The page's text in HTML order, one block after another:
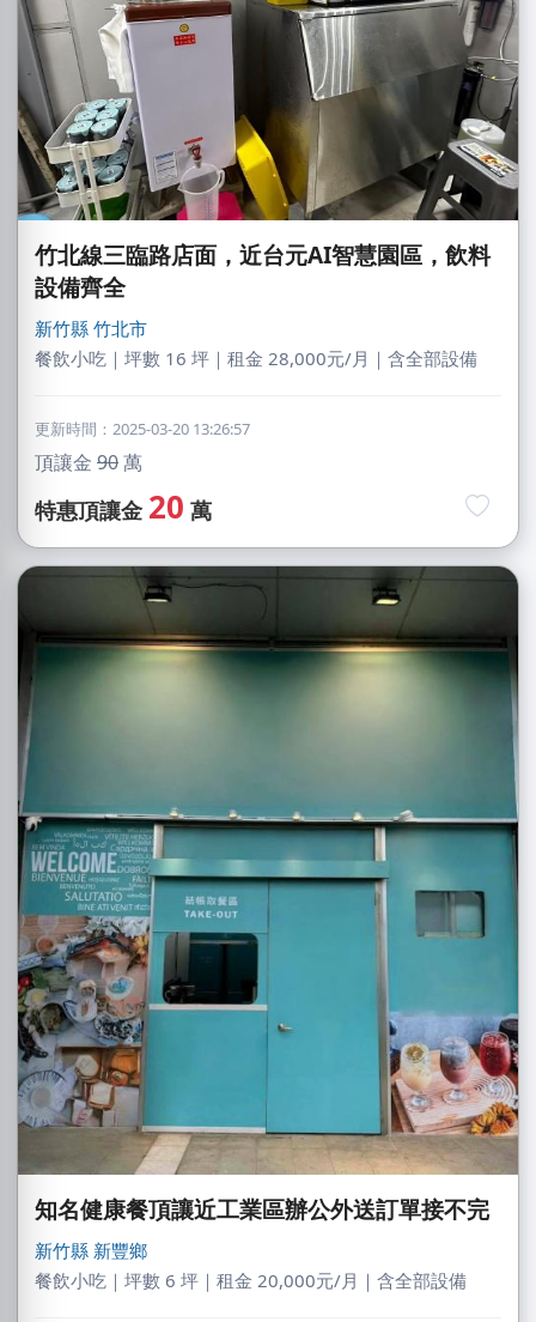
竹北線三臨路店面，近台元AI智慧園區，飲料
設備齊全
新竹縣 竹北市
餐飲小吃｜坪數 16 坪｜租金 28,000元/月｜含全部設備
更新時間：2025-03-20 13:26:57
頂讓金 90萬
特惠頂讓金 20 萬
知名健康餐頂讓近工業區辦公外送訂單接不完
新竹縣 新豐鄉
餐飲小吃｜坪數 6 坪｜租金 20,000元/月｜含全部設備